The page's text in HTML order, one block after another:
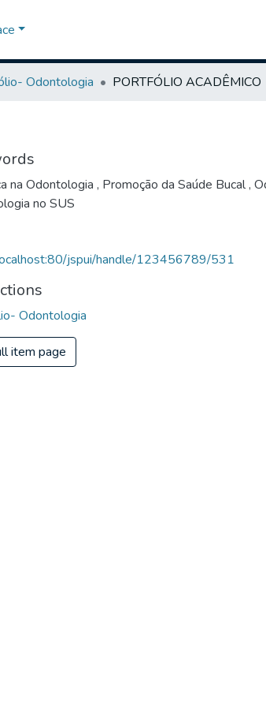
Odontologia PORTFÓLIO ACADÊMICO
na Odontologia , Promoção da Saúde Bucal,
no SUS
jspui/handle/123456789/531
Odontologia
item page